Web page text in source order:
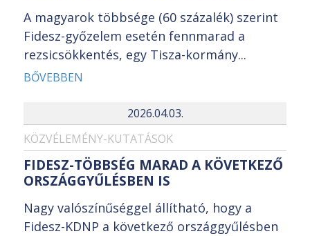
A magyarok többsége (60 százalék) szerint
Fidesz-győzelem esetén fennmarad a
rezsicsökkentés, egy Tisza-kormány...
BŐVEBBEN
2026.04.03.
KÖZVÉLEMÉNY-KUTATÁSOK
FIDESZ-TÖBBSÉG MARAD A KÖVETKEZŐ
ORSZÁGGYŰLÉSBEN IS
Nagy valószínűséggel állítható, hogy a
Fidesz-KDNP a következő országgyűlésben